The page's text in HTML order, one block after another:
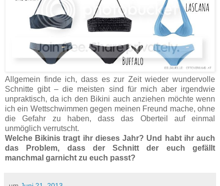
Allgemein finde ich, dass es zur Zeit wieder wundervolle
Schnitte gibt – die meisten sind für mich aber irgendwie
unpraktisch, da ich den Bikini auch anziehen möchte wenn
ich ein Wettschwimmen gegen meinen Freund mache, ohne
die Gefahr zu haben, dass das Oberteil auf einmal
unmöglich verrutscht.
Welche Bikinis tragt ihr dieses Jahr? Und habt ihr auch
das Problem, dass der Schnitt der euch gefällt
manchmal garnicht zu euch passt?